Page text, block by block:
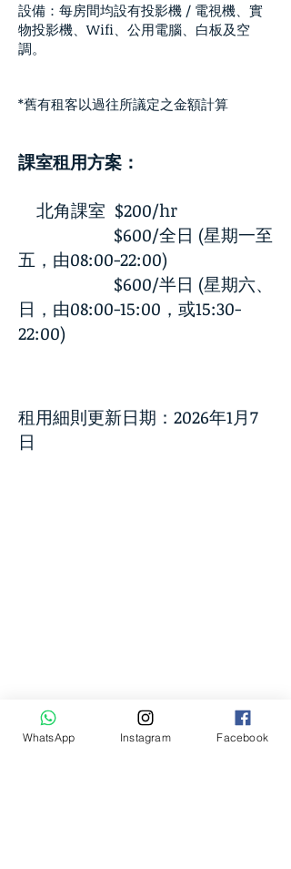
設備：每房間均設有投影機 / 電視機、實
物投影機、Wifi、公用電腦、白板及空
調。
*舊有租客以過往所議定之金額計算
課室租用方案：
北角課室 $200/hr
$600/全日 (星期一至
五，由08:00-22:00)
$600/半日 (星期六、
日，由08:00-15:00，或15:30-
22:00)
租用細則更新日期：2026年1月7
日
WhatsApp Instagram Facebook